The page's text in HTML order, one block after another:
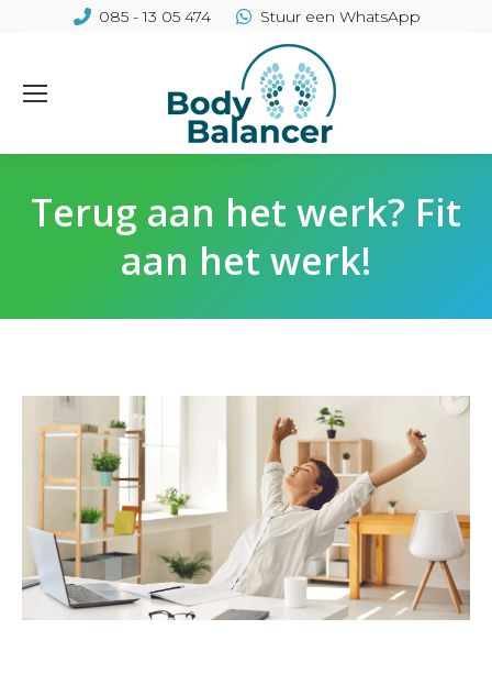
085 - 13 05 474 Stuur een WhatsApp
Terug aan het werk? Fit
aan het werk!